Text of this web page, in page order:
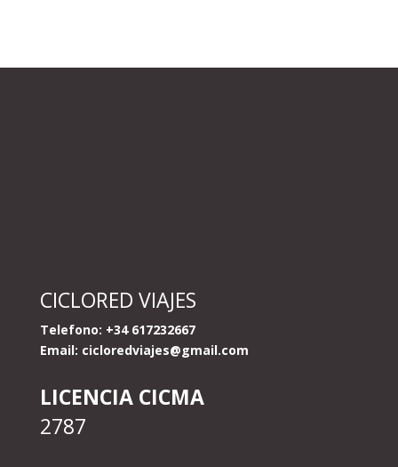
CICLORED VIAJES
Telefono: +34 617232667
Email: cicloredviajes@gmail.com
LICENCIA CICMA
2787